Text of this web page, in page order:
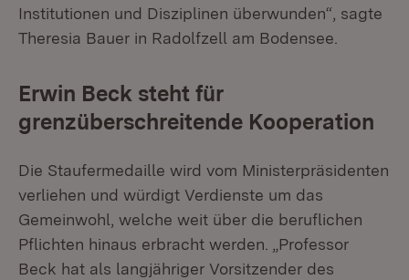
Institutionen und Disziplinen überwunden“, sagte
Theresia Bauer in Radolfzell am Bodensee.
Erwin Beck steht für
grenzüberschreitende Kooperation
Die Staufermedaille wird vom Ministerpräsidenten
verliehen und würdigt Verdienste um das
Gemeinwohl, welche weit über die beruflichen
Pflichten hinaus erbracht werden. „Professor
Beck hat als langjähriger Vorsitzender des